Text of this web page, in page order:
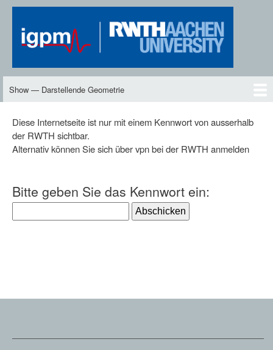
Skip
to
main
content
Darstellende
Show — Darstellende Geometrie
DG2
Neues
Inhalte
Skript
Vorlesungen
Übungen
DG-TV
DG2-TV
Downloads
Personen
Diese Internetseite ist nur mit einem Kennwort von ausserhalb
der RWTH sichtbar.
Alternativ können Sie sich über vpn bei der RWTH anmelden
Bitte geben Sie das Kennwort ein: